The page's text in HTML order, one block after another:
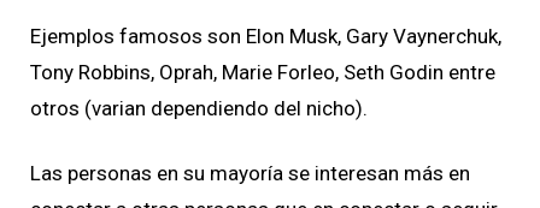
Ejemplos famosos son Elon Musk, Gary Vaynerchuk,
Tony Robbins, Oprah, Marie Forleo, Seth Godin entre
otros (varian dependiendo del nicho).
Las personas en su mayoría se interesan más en